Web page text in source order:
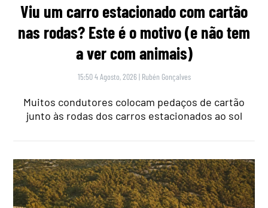
Viu um carro estacionado com cartão
nas rodas? Este é o motivo (e não tem
a ver com animais)
15:50 4 Agosto, 2026 | Rubén Gonçalves
Muitos condutores colocam pedaços de cartão
junto às rodas dos carros estacionados ao sol